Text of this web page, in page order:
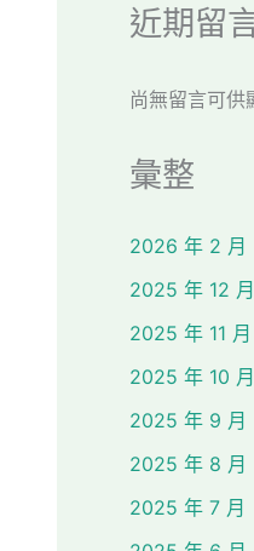
近期留
尚無留言可供
彙整
2026 年 2 月
2025 年 12 月
2025 年 11 月
2025 年 10 月
2025 年 9 月
2025 年 8 月
2025 年 7 月